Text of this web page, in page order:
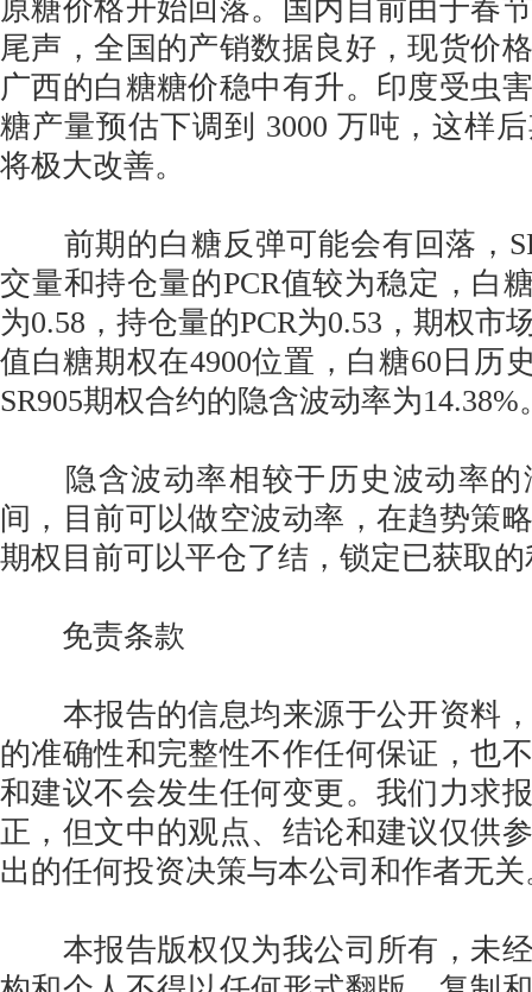
原糖价格开始回落。国内目前由于春
尾声，全国的产销数据良好，现货价
广西的白糖糖价稳中有升。印度受虫
糖产量预估下调到 3000 万吨，这样
将极大改善。
前期的白糖反弹可能会有回落，
交量和持仓量的PCR值较为稳定，白
为0.58，持仓量的PCR为0.53，期权市
值白糖期权在4900位置，白糖60日历
SR905期权合约的隐含波动率为14.38%
隐含波动率相较于历史波动率的
间，目前可以做空波动率，在趋势策
期权目前可以平仓了结，锁定已获取
免责条款
本报告的信息均来源于公开资料，
的准确性和完整性不作任何保证，也
和建议不会发生任何变更。我们力求
正，但文中的观点、结论和建议仅供
出的任何投资决策与本公司和作者无关
本报告版权仅为我公司所有，未经